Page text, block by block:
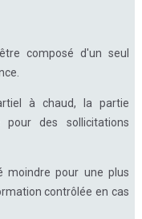
composé d'un seul
à chaud, la partie
des sollicitations
moindre pour une plus
contrôlée en cas